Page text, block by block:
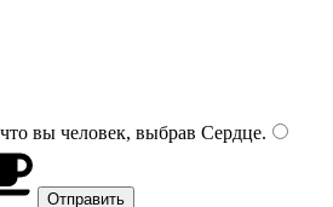
вы человек, выбрав Сердце.